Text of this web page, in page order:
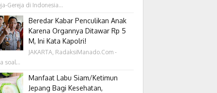
Gereja di Indonesia...
Beredar Kabar Penculikan Anak
Karena Organnya Ditawar Rp 5
M, Ini Kata Kapolri!
JAKARTA, RadaksiManado.Com -
soal...
Manfaat Labu Siam/Ketimun
Jepang Bagi Kesehatan,